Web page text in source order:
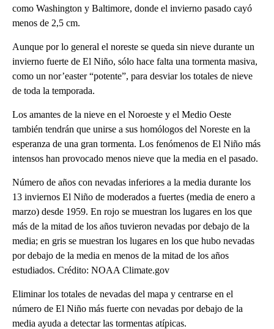
como Washington y Baltimore, donde el invierno pasado cayó
menos de 2,5 cm.
Aunque por lo general el noreste se queda sin nieve durante un
invierno fuerte de El Niño, sólo hace falta una tormenta masiva,
como un nor’easter “potente”, para desviar los totales de nieve
de toda la temporada.
Los amantes de la nieve en el Noroeste y el Medio Oeste
también tendrán que unirse a sus homólogos del Noreste en la
esperanza de una gran tormenta. Los fenómenos de El Niño más
intensos han provocado menos nieve que la media en el pasado.
Número de años con nevadas inferiores a la media durante los
13 inviernos El Niño de moderados a fuertes (media de enero a
marzo) desde 1959. En rojo se muestran los lugares en los que
más de la mitad de los años tuvieron nevadas por debajo de la
media; en gris se muestran los lugares en los que hubo nevadas
por debajo de la media en menos de la mitad de los años
estudiados. Crédito: NOAA Climate.gov
Eliminar los totales de nevadas del mapa y centrarse en el
número de El Niño más fuerte con nevadas por debajo de la
media ayuda a detectar las tormentas atípicas.